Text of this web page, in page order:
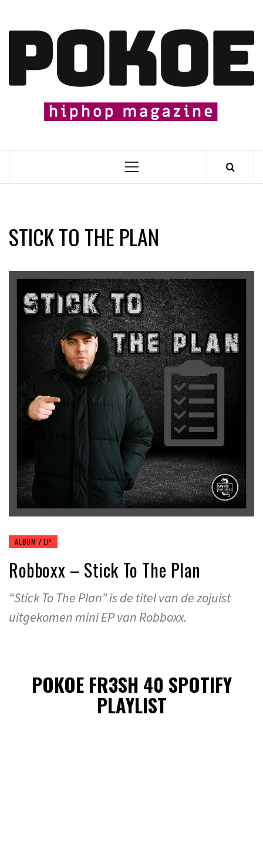
content
Primary
STICK TO THE PLAN
ALBUM / EP
Robboxx – Stick To The Plan
“Stick To The Plan” is de titel van de zojuist
uitgekomen mini EP van Robboxx.
POKOE FR3SH 40 SPOTIFY
PLAYLIST